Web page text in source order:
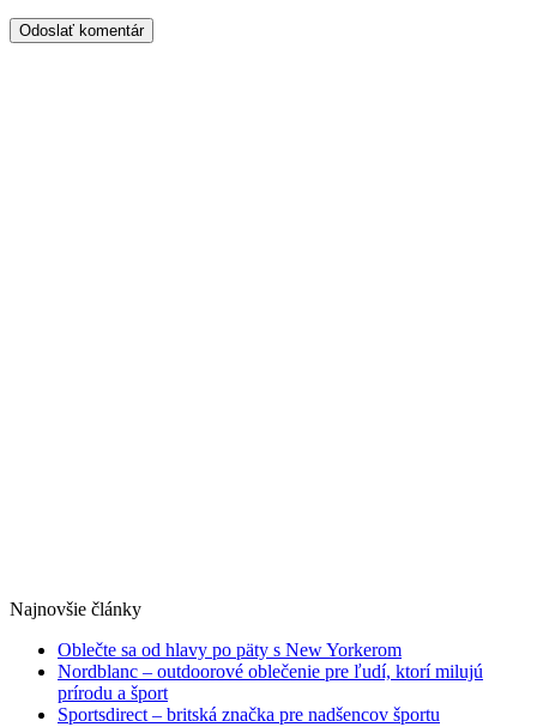
Najnovšie články
Oblečte sa od hlavy po päty s New Yorkerom
Nordblanc – outdoorové oblečenie pre ľudí, ktorí milujú
prírodu a šport
Sportsdirect – britská značka pre nadšencov športu